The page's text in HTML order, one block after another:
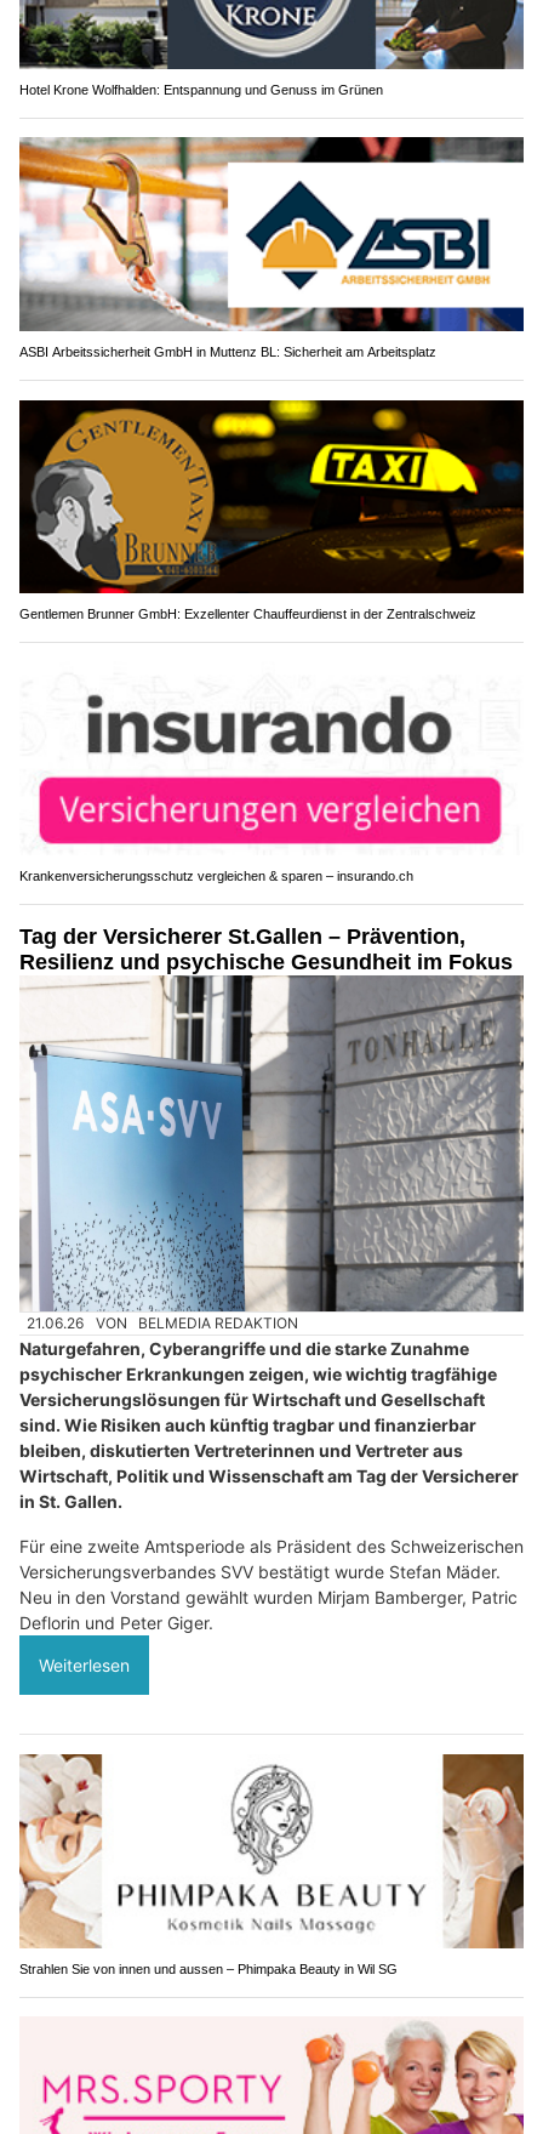
Hotel Krone Wolfhalden: Entspannung und Genuss im Grünen
ASBI Arbeitssicherheit GmbH in Muttenz BL: Sicherheit am Arbeitsplatz
Gentlemen Brunner GmbH: Exzellenter Chauffeurdienst in der Zentralschweiz
Krankenversicherungsschutz vergleichen & sparen – insurando.ch
Tag der Versicherer St.Gallen – Prävention,
Resilienz und psychische Gesundheit im Fokus
21.06.26 VON BELMEDIA REDAKTION
Naturgefahren, Cyberangriffe und die starke Zunahme
psychischer Erkrankungen zeigen, wie wichtig tragfähige
Versicherungslösungen für Wirtschaft und Gesellschaft
sind. Wie Risiken auch künftig tragbar und finanzierbar
bleiben, diskutierten Vertreterinnen und Vertreter aus
Wirtschaft, Politik und Wissenschaft am Tag der Versicherer
in St. Gallen.
Für eine zweite Amtsperiode als Präsident des Schweizerischen
Versicherungsverbandes SVV bestätigt wurde Stefan Mäder.
Neu in den Vorstand gewählt wurden Mirjam Bamberger, Patric
Deflorin und Peter Giger.
Weiterlesen
Strahlen Sie von innen und aussen – Phimpaka Beauty in Wil SG